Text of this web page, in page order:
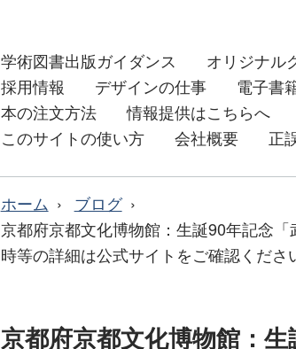
学術図書出版ガイダンス オリジナル
採用情報
デザインの仕事 電子書
本の注文方法
情報提供はこちらへ
このサイトの使い方
会社概要 正
ホーム
ブログ
京都府京都文化博物館：生誕90年記念
時等の詳細は公式サイトをご確認くださ
京都府京都文化博物館：